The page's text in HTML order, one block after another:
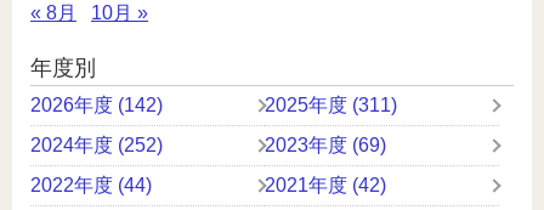
« 8月
10月 »
年度別
2026年度 (142)
2025年度 (311)
2024年度 (252)
2023年度 (69)
2022年度 (44)
2021年度 (42)